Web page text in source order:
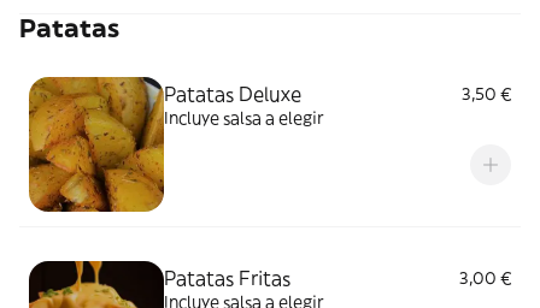
Patatas
Patatas Deluxe
3,50 €
Incluye salsa a elegir
Patatas Fritas
3,00 €
Incluye salsa a elegir